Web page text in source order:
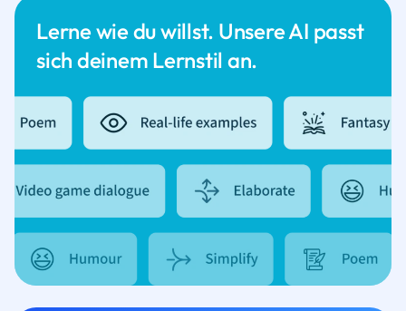
Lerne wie du willst. Unsere AI passt
sich deinem Lernstil an.